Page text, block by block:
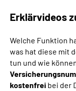
Erklärvideos
Welche Funktion
was hat diese mit
tun und wie
kostenfrei bei der